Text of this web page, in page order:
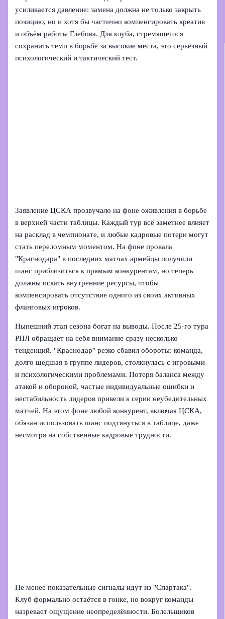
усиливается давление: замена должна не только закрыть
позицию, но и хотя бы частично компенсировать креатив
и объём работы Глебова. Для клуба, стремящегося
сохранить темп в борьбе за высокие места, это серьёзный
психологический и тактический тест.
Заявление ЦСКА прозвучало на фоне оживления в борьбе
в верхней части таблицы. Каждый тур всё заметнее влияет
на расклад в чемпионате, и любые кадровые потери могут
стать переломным моментом. На фоне провала
"Краснодара" в последних матчах армейцы получили
шанс приблизиться к прямым конкурентам, но теперь
должны искать внутренние ресурсы, чтобы
компенсировать отсутствие одного из своих активных
фланговых игроков.
Нынешний этап сезона богат на выводы. После 25‑го тура
РПЛ обращает на себя внимание сразу несколько
тенденций. "Краснодар" резко сбавил обороты: команда,
долго шедшая в группе лидеров, столкнулась с игровыми
и психологическими проблемами. Потеря баланса между
атакой и обороной, частые индивидуальные ошибки и
нестабильность лидеров привели к серии неубедительных
матчей. На этом фоне любой конкурент, включая ЦСКА,
обязан использовать шанс подтянуться в таблице, даже
несмотря на собственные кадровые трудности.
Не менее показательные сигналы идут из "Спартака".
Клуб формально остаётся в гонке, но вокруг команды
назревает ощущение неопределённости. Болельщиков